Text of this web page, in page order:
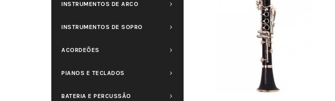
INSTRUMENTOS DE ARCO
INSTRUMENTOS DE SOPRO
ACORDEÕES
PIANOS E TECLADOS
BATERIA E PERCUSSÃO